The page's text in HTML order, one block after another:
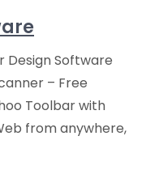
Design Software
– Free
Toolbar with
from anywhere,